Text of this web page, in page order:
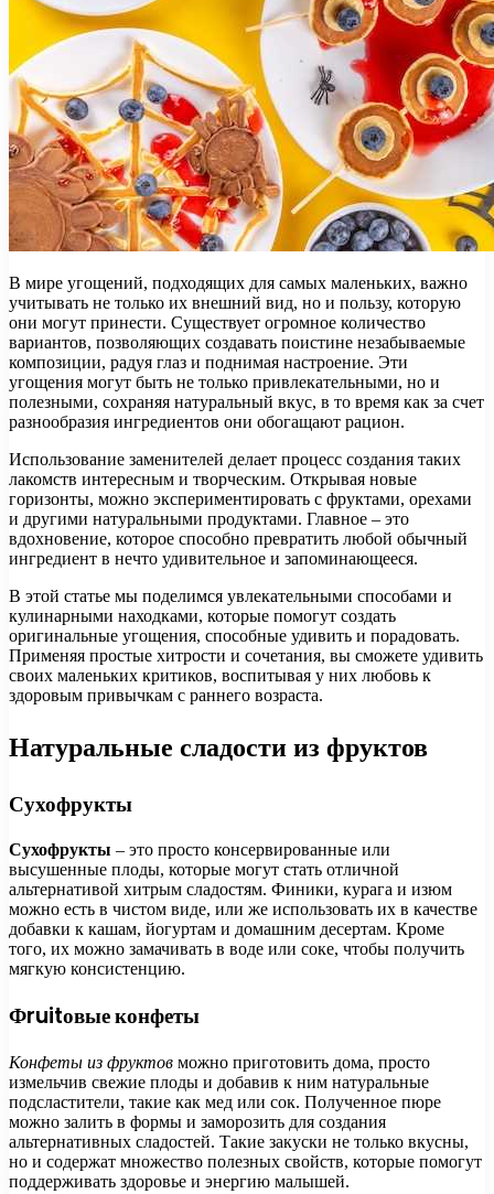
В мире угощений, подходящих для самых маленьких, важно
учитывать не только их внешний вид, но и пользу, которую
они могут принести. Существует огромное количество
вариантов, позволяющих создавать поистине незабываемые
композиции, радуя глаз и поднимая настроение. Эти
угощения могут быть не только привлекательными, но и
полезными, сохраняя натуральный вкус, в то время как за счет
разнообразия ингредиентов они обогащают рацион.
Использование заменителей делает процесс создания таких
лакомств интересным и творческим. Открывая новые
горизонты, можно экспериментировать с фруктами, орехами
и другими натуральными продуктами. Главное – это
вдохновение, которое способно превратить любой обычный
ингредиент в нечто удивительное и запоминающееся.
В этой статье мы поделимся увлекательными способами и
кулинарными находками, которые помогут создать
оригинальные угощения, способные удивить и порадовать.
Применяя простые хитрости и сочетания, вы сможете удивить
своих маленьких критиков, воспитывая у них любовь к
здоровым привычкам с раннего возраста.
Натуральные сладости из фруктов
Сухофрукты
Сухофрукты – это просто консервированные или
высушенные плоды, которые могут стать отличной
альтернативой хитрым сладостям. Финики, курага и изюм
можно есть в чистом виде, или же использовать их в качестве
добавки к кашам, йогуртам и домашним десертам. Кроме
того, их можно замачивать в воде или соке, чтобы получить
мягкую консистенцию.
Фruitовые конфеты
Конфеты из фруктов можно приготовить дома, просто
измельчив свежие плоды и добавив к ним натуральные
подсластители, такие как мед или сок. Полученное пюре
можно залить в формы и заморозить для создания
альтернативных сладостей. Такие закуски не только вкусны,
но и содержат множество полезных свойств, которые помогут
поддерживать здоровье и энергию малышей.